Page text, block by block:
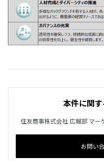
本件に関
住友商事株式会社 広報部 マー
お問い